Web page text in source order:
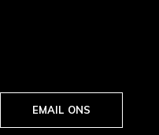
EMAIL ONS